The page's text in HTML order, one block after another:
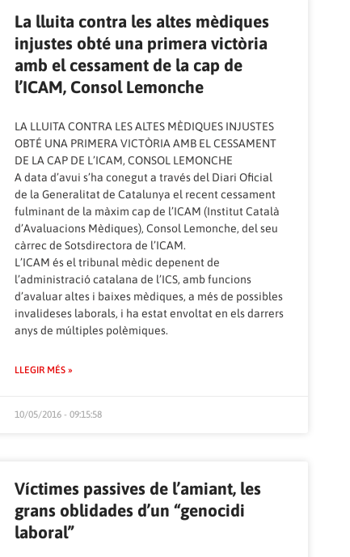
La lluita contra les altes mèdiques
injustes obté una primera victòria
amb el cessament de la cap de
l’ICAM, Consol Lemonche
LA LLUITA CONTRA LES ALTES MÈDIQUES INJUSTES
OBTÉ UNA PRIMERA VICTÒRIA AMB EL CESSAMENT
DE LA CAP DE L’ICAM, CONSOL LEMONCHE
A data d’avui s’ha conegut a través del Diari Oficial
de la Generalitat de Catalunya el recent cessament
fulminant de la màxim cap de l’ICAM (Institut Català
d’Avaluacions Mèdiques), Consol Lemonche, del seu
càrrec de Sotsdirectora de l’ICAM.
L’ICAM és el tribunal mèdic depenent de
l’administració catalana de l’ICS, amb funcions
d’avaluar altes i baixes mèdiques, a més de possibles
invalideses laborals, i ha estat envoltat en els darrers
anys de múltiples polèmiques.
LLEGIR MÉS »
10/05/2016 - 09:15:58
Víctimes passives de l’amiant, les
grans oblidades d’un “genocidi
laboral”